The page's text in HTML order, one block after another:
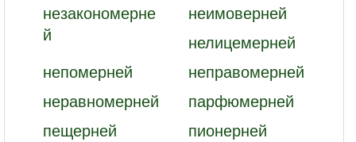
незакономерне
й
неимоверней
нелицемерней
непомерней
неправомерней
неравномерней
парфюмерней
пещерней
пионерней